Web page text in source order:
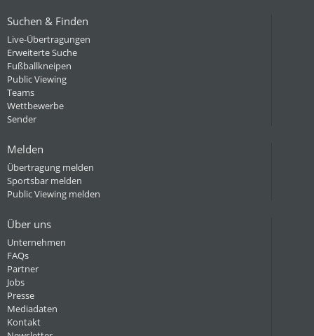
Suchen & Finden
Live-Übertragungen
Erweiterte Suche
Fußballkneipen
Public Viewing
Teams
Wettbewerbe
Sender
Melden
Übertragung melden
Sportsbar melden
Public Viewing melden
Über uns
Unternehmen
FAQs
Partner
Jobs
Presse
Mediadaten
Kontakt